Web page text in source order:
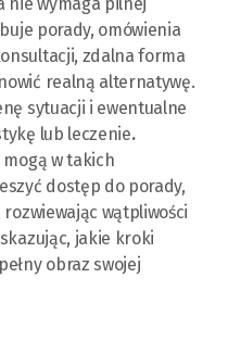
porady, omówienia
zdalna forma
realną alternatywę.
sytuacji i ewentualne
lub leczenie.
mogą w takich
dostęp do porady,
wątpliwości
jakie kroki
obraz swojej